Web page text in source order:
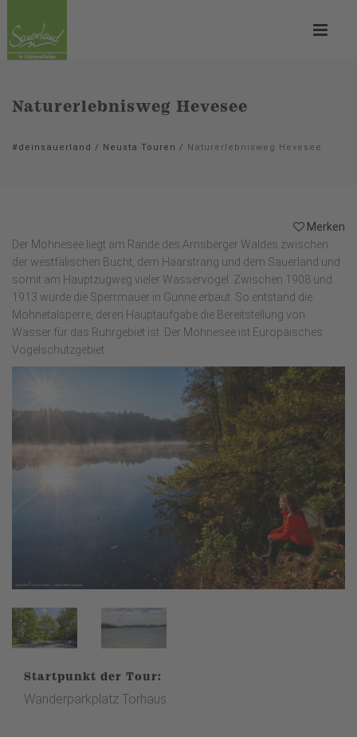
Naturerlebnisweg Hevesee
#deinsauerland / Neusta Touren / Naturerlebnisweg Hevesee
Merken
Der Möhnesee liegt am Rande des Arnsberger Waldes zwischen
der westfälischen Bucht, dem Haarstrang und dem Sauerland und
somit am Hauptzugweg vieler Wasservögel. Zwischen 1908 und
1913 wurde die Sperrmauer in Günne erbaut. So entstand die
Möhnetalsperre, deren Hauptaufgabe die Bereitstellung von
Wasser für das Ruhrgebiet ist. Der Möhnesee ist Europäisches
Vogelschutzgebiet.
Startpunkt der Tour:
Wanderparkplatz Torhaus